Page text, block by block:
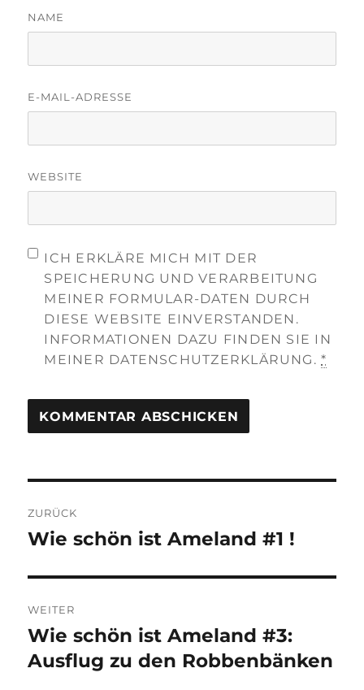
NAME
E-MAIL-ADRESSE
WEBSITE
ICH ERKLÄRE MICH MIT DER
SPEICHERUNG UND VERARBEITUNG
MEINER FORMULAR-DATEN DURCH
DIESE WEBSITE EINVERSTANDEN.
INFORMATIONEN DAZU FINDEN SIE IN
MEINER DATENSCHUTZERKLÄRUNG.*
ZURÜCK
Vorheriger
Wie schön ist Ameland #1 !
WEITER
Nächster
Beitrag:
Wie schön ist Ameland #3:
Ausflug zu den Robbenbänken